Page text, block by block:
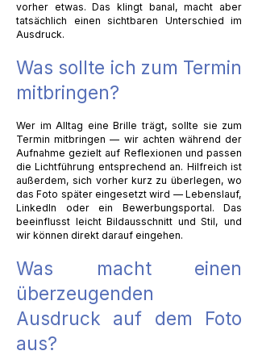
vorher etwas. Das klingt banal, macht aber
tatsächlich einen sichtbaren Unterschied im
Ausdruck.
Was sollte ich zum Termin
mitbringen?
Wer im Alltag eine Brille trägt, sollte sie zum
Termin mitbringen — wir achten während der
Aufnahme gezielt auf Reflexionen und passen
die Lichtführung entsprechend an. Hilfreich ist
außerdem, sich vorher kurz zu überlegen, wo
das Foto später eingesetzt wird — Lebenslauf,
LinkedIn oder ein Bewerbungsportal. Das
beeinflusst leicht Bildausschnitt und Stil, und
wir können direkt darauf eingehen.
Was macht einen
überzeugenden
Ausdruck auf dem Foto
aus?